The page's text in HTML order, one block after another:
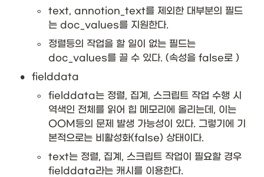
◦
text, annotion_text를 제외한 대부분의 필드
는 doc_values를 지원한다.
◦
정렬등의 작업을 할 일이 없는 필드는
doc_values를 끌 수 있다. (속성을 false로 )
• fielddata
◦
fielddata는 정렬, 집계, 스크립트 작업 수행 시
역색인 전체를 읽어 힙 메모리에 올리는데, 이는
OOM등의 문제 발생 가능성이 있다. 그렇기에 기
본적으로는 비활성화(false) 상태이다.
◦
text는 정렬, 집계, 스크립트 작업이 필요할 경우
fielddata라는 캐시를 이용한다.